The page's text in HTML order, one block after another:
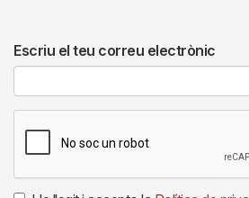
Escriu el teu correu electrònic